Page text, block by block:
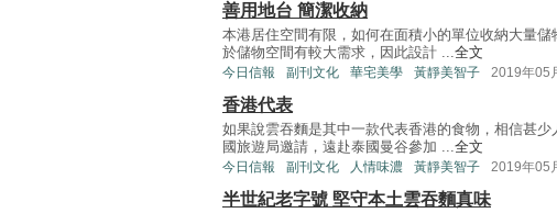
善用地台 簡潔收納
本港居住空間有限，如何在面積小的單位收納大量
於儲物空間有較大需求，因此設計 ...全文
今日信報 副刊文化 華宅美學 黃靜美智子 2019年05
香港代表
如果說雲吞麵是其中一款代表香港的食物，相信甚
國旅遊局邀請，遠赴泰國曼谷參加 ...全文
今日信報 副刊文化 人情味濃 黃靜美智子 2019年05
半世紀老字號 堅守本土雲吞麵真味